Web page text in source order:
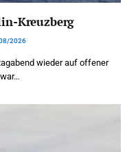
Kreuzberg
2026
wieder auf offener